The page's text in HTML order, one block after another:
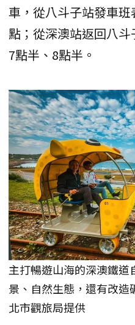
車，從八斗子站發車
點；從深澳站返回八斗
7點半、8點半。
主打暢遊山海的深澳鐵
景、自然生態，還有改
北市觀旅局提供